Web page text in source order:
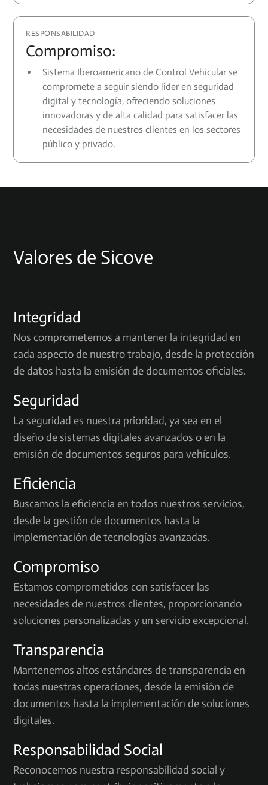
RESPONSABILIDAD
Compromiso:
Sistema Iberoamericano de Control Vehicular se
compromete a seguir siendo líder en seguridad
digital y tecnología, ofreciendo soluciones
innovadoras y de alta calidad para satisfacer las
necesidades de nuestros clientes en los sectores
público y privado.
Valores de Sicove
Integridad
Nos comprometemos a mantener la integridad en
cada aspecto de nuestro trabajo, desde la protección
de datos hasta la emisión de documentos oficiales.
Seguridad
La seguridad es nuestra prioridad, ya sea en el
diseño de sistemas digitales avanzados o en la
emisión de documentos seguros para vehículos.
Eficiencia
Buscamos la eficiencia en todos nuestros servicios,
desde la gestión de documentos hasta la
implementación de tecnologías avanzadas.
Compromiso
Estamos comprometidos con satisfacer las
necesidades de nuestros clientes, proporcionando
soluciones personalizadas y un servicio excepcional.
Transparencia
Mantenemos altos estándares de transparencia en
todas nuestras operaciones, desde la emisión de
documentos hasta la implementación de soluciones
digitales.
Responsabilidad Social
Reconocemos nuestra responsabilidad social y